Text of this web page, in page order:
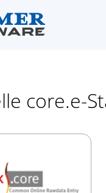
core.e-